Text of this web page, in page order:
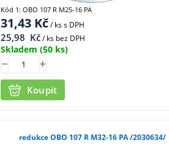
31,43Kč/ kss DPH
25,98 Kč/ ks bez DPH
Skladem (50 ks)
Koupit
Kód 1: OBO 107 R M25-16 PA
redukce OBO 107 R M32-16 PA /2030634/